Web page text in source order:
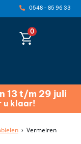
0548 - 85 96 33
0
13 t/m 29 juli
u klaar!
› Vermeiren